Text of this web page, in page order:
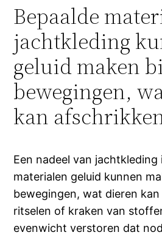
Bepaalde
jachtkleding
geluid maken
bewegingen,
kan
Een nadeel van jachtkleding
materialen geluid kunnen
bewegingen, wat dieren
ritselen of kraken van
evenwicht verstoren dat